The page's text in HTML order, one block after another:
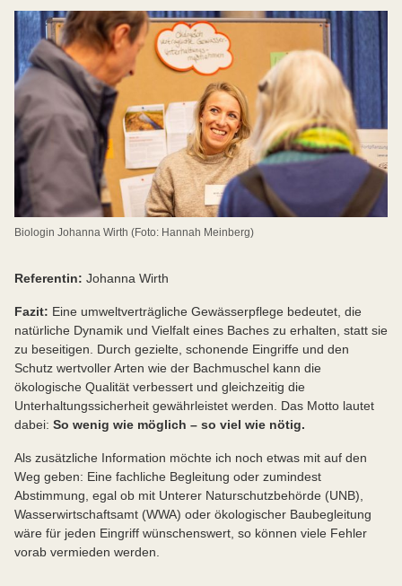
Biologin Johanna Wirth (Foto: Hannah Meinberg)
Referentin: Johanna Wirth
Fazit: Eine umweltverträgliche Gewässerpflege bedeutet, die
natürliche Dynamik und Vielfalt eines Baches zu erhalten, statt sie
zu beseitigen. Durch gezielte, schonende Eingriffe und den
Schutz wertvoller Arten wie der Bachmuschel kann die
ökologische Qualität verbessert und gleichzeitig die
Unterhaltungssicherheit gewährleistet werden. Das Motto lautet
dabei: So wenig wie möglich – so viel wie nötig.
Als zusätzliche Information möchte ich noch etwas mit auf den
Weg geben: Eine fachliche Begleitung oder zumindest
Abstimmung, egal ob mit Unterer Naturschutzbehörde (UNB),
Wasserwirtschaftsamt (WWA) oder ökologischer Baubegleitung
wäre für jeden Eingriff wünschenswert, so können viele Fehler
vorab vermieden werden.